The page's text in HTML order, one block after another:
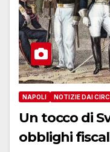
NAPOLI NOTIZIE DAI
Un tocco di
obblighi